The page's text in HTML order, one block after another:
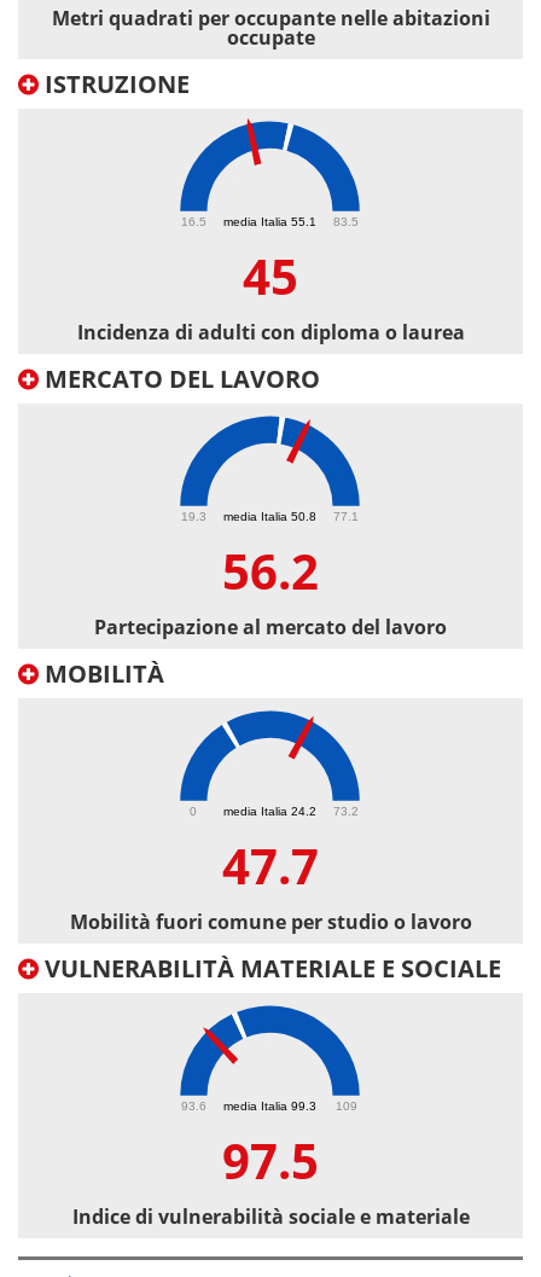
Metri quadrati per occupante nelle abitazioni
occupate
ISTRUZIONE
media Italia 55.1
16.5 83.5
45
Incidenza di adulti con diploma o laurea
MERCATO DEL LAVORO
media Italia 50.8
19.3 77.1
56.2
Partecipazione al mercato del lavoro
MOBILITÀ
media Italia 24.2
0 73.2
47.7
Mobilità fuori comune per studio o lavoro
VULNERABILITÀ MATERIALE E SOCIALE
media Italia 99.3
93.6 109
97.5
Indice di vulnerabilità sociale e materiale